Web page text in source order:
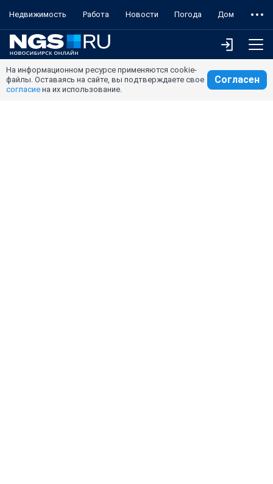
Недвижимость Работа Новости Погода Дом
На информационном ресурсе применяются cookie-
файлы. Оставаясь на сайте, вы подтверждаете свое
согласие на их использование.
Согласен